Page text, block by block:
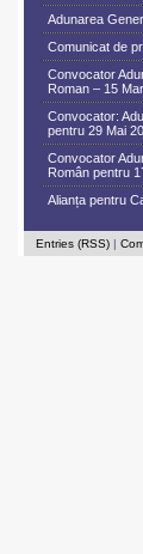
Adunarea
Comunicat de
Convocator
Roman – 15
Convocator:
pentru 29 Mai
Convocator
Român pentru
Alianța pentru
Entries (RSS) |